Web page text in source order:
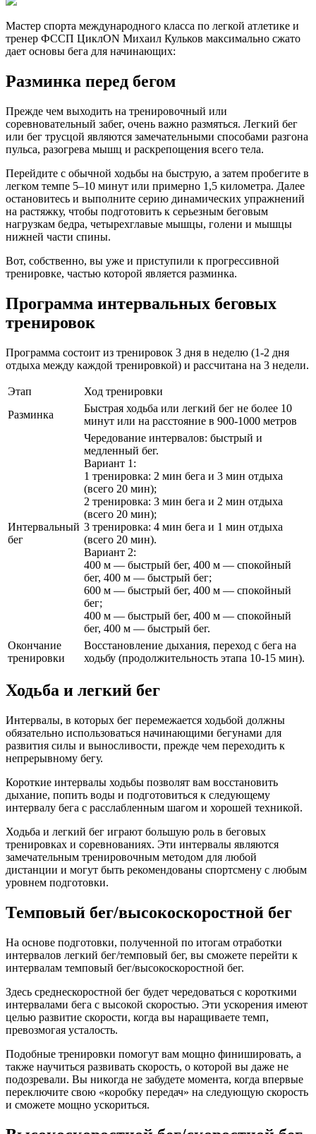
Мастер спорта международного класса по легкой атлетике и
тренер ФССП ЦиклON Михаил Кульков максимально сжато
дает основы бега для начинающих:
Разминка перед бегом
Прежде чем выходить на тренировочный или
соревновательный забег, очень важно размяться. Легкий бег
или бег трусцой являются замечательными способами разгона
пульса, разогрева мышц и раскрепощения всего тела.
Перейдите с обычной ходьбы на быструю, а затем пробегите в
легком темпе 5–10 минут или примерно 1,5 километра. Далее
остановитесь и выполните серию динамических упражнений
на растяжку, чтобы подготовить к серьезным беговым
нагрузкам бедра, четырехглавые мышцы, голени и мышцы
нижней части спины.
Вот, собственно, вы уже и приступили к прогрессивной
тренировке, частью которой является разминка.
Программа интервальных беговых
тренировок
Программа состоит из тренировок 3 дня в неделю (1-2 дня
отдыха между каждой тренировкой) и рассчитана на 3 недели.
Этап
Ход тренировки
Разминка
Быстрая ходьба или легкий бег не более 10
минут или на расстояние в 900-1000 метров
Интервальный
бег
Чередование интервалов: быстрый и
медленный бег.
Вариант 1:
1 тренировка: 2 мин бега и 3 мин отдыха
(всего 20 мин);
2 тренировка: 3 мин бега и 2 мин отдыха
(всего 20 мин);
3 тренировка: 4 мин бега и 1 мин отдыха
(всего 20 мин).
Вариант 2:
400 м — быстрый бег, 400 м — спокойный
бег, 400 м — быстрый бег;
600 м — быстрый бег, 400 м — спокойный
бег;
400 м — быстрый бег, 400 м — спокойный
бег, 400 м — быстрый бег.
Окончание
тренировки
Восстановление дыхания, переход с бега на
ходьбу (продолжительность этапа 10-15 мин).
Ходьба и легкий бег
Интервалы, в которых бег перемежается ходьбой должны
обязательно использоваться начинающими бегунами для
развития силы и выносливости, прежде чем переходить к
непрерывному бегу.
Короткие интервалы ходьбы позволят вам восстановить
дыхание, попить воды и подготовиться к следующему
интервалу бега с расслабленным шагом и хорошей техникой.
Ходьба и легкий бег играют большую роль в беговых
тренировках и соревнованиях. Эти интервалы являются
замечательным тренировочным методом для любой
дистанции и могут быть рекомендованы спортсмену с любым
уровнем подготовки.
Темповый бег/высокоскоростной бег
На основе подготовки, полученной по итогам отработки
интервалов легкий бег/темповый бег, вы сможете перейти к
интервалам темповый бег/высокоскоростной бег.
Здесь среднескоростной бег будет чередоваться с короткими
интервалами бега с высокой скоростью. Эти ускорения имеют
целью развитие скорости, когда вы наращиваете темп,
превозмогая усталость.
Подобные тренировки помогут вам мощно финишировать, а
также научиться развивать скорость, о которой вы даже не
подозревали. Вы никогда не забудете момента, когда впервые
переключите свою «коробку передач» на следующую скорость
и сможете мощно ускориться.